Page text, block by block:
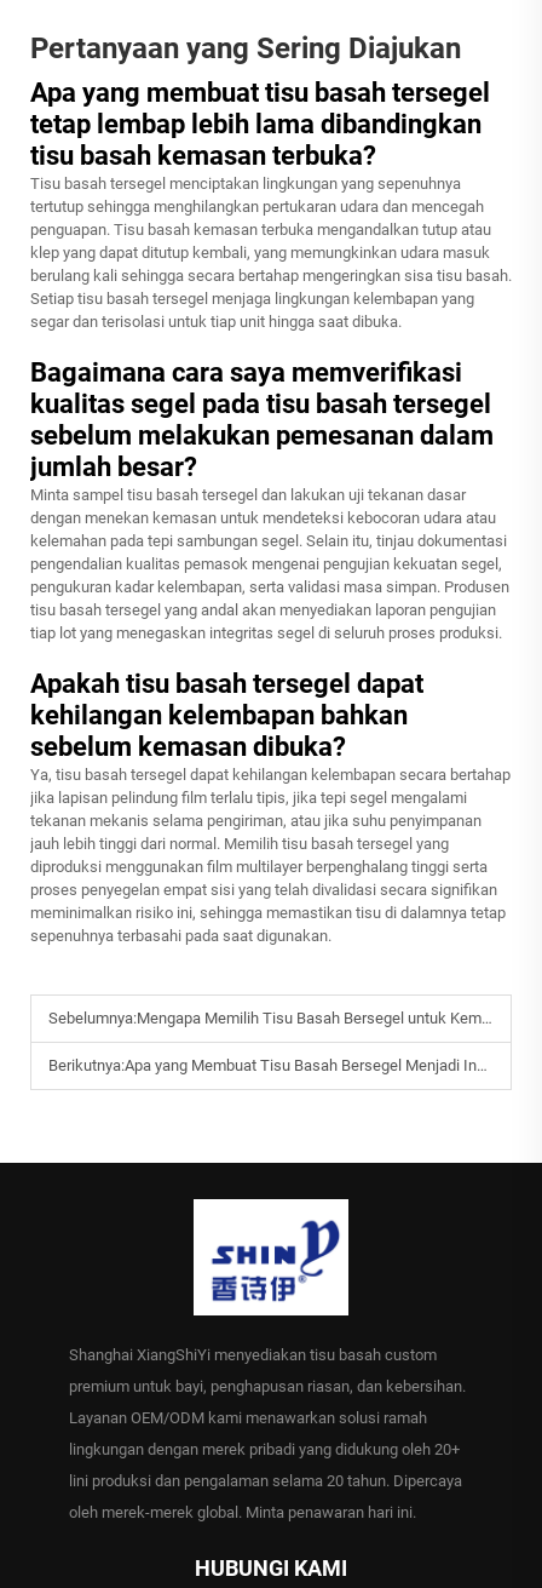
Pertanyaan yang Sering Diajukan
Apa yang membuat tisu basah tersegel
tetap lembap lebih lama dibandingkan
tisu basah kemasan terbuka?
Tisu basah tersegel menciptakan lingkungan yang sepenuhnya
tertutup sehingga menghilangkan pertukaran udara dan mencegah
penguapan. Tisu basah kemasan terbuka mengandalkan tutup atau
klep yang dapat ditutup kembali, yang memungkinkan udara masuk
berulang kali sehingga secara bertahap mengeringkan sisa tisu basah.
Setiap tisu basah tersegel menjaga lingkungan kelembapan yang
segar dan terisolasi untuk tiap unit hingga saat dibuka.
Bagaimana cara saya memverifikasi
kualitas segel pada tisu basah tersegel
sebelum melakukan pemesanan dalam
jumlah besar?
Minta sampel tisu basah tersegel dan lakukan uji tekanan dasar
dengan menekan kemasan untuk mendeteksi kebocoran udara atau
kelemahan pada tepi sambungan segel. Selain itu, tinjau dokumentasi
pengendalian kualitas pemasok mengenai pengujian kekuatan segel,
pengukuran kadar kelembapan, serta validasi masa simpan. Produsen
tisu basah tersegel yang andal akan menyediakan laporan pengujian
tiap lot yang menegaskan integritas segel di seluruh proses produksi.
Apakah tisu basah tersegel dapat
kehilangan kelembapan bahkan
sebelum kemasan dibuka?
Ya, tisu basah tersegel dapat kehilangan kelembapan secara bertahap
jika lapisan pelindung film terlalu tipis, jika tepi segel mengalami
tekanan mekanis selama pengiriman, atau jika suhu penyimpanan
jauh lebih tinggi dari normal. Memilih tisu basah tersegel yang
diproduksi menggunakan film multilayer berpenghalang tinggi serta
proses penyegelan empat sisi yang telah divalidasi secara signifikan
meminimalkan risiko ini, sehingga memastikan tisu di dalamnya tetap
sepenuhnya terbasahi pada saat digunakan.
Sebelumnya:Mengapa Memilih Tisu Basah Bersegel untuk Kemudahan Perjalanan dan Penyimpanan?
Berikutnya:Apa yang Membuat Tisu Basah Bersegel Menjadi Investasi Kebersihan Paling Cerdas?
Shanghai XiangShiYi menyediakan tisu basah custom
premium untuk bayi, penghapusan riasan, dan kebersihan.
Layanan OEM/ODM kami menawarkan solusi ramah
lingkungan dengan merek pribadi yang didukung oleh 20+
lini produksi dan pengalaman selama 20 tahun. Dipercaya
oleh merek-merek global. Minta penawaran hari ini.
HUBUNGI KAMI